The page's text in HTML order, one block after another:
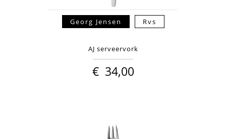
Georg Jensen Rvs
AJ serveervork
€ 34,00